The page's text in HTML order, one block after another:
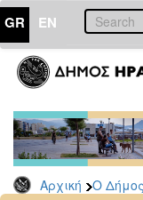
GR EN
Αρχική Ο Δήμος
ΔΗΜΟΣ
Δελτία
Τύπου
Αρχείο
2026